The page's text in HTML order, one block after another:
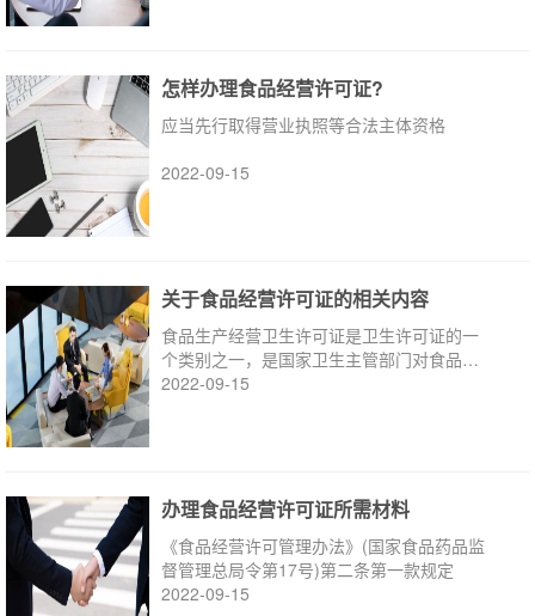
怎样办理食品经营许可证?
应当先行取得营业执照等合法主体资格
2022-09-15
关于食品经营许可证的相关内容
食品生产经营卫生许可证是卫生许可证的一
个类别之一，是国家卫生主管部门对食品生
产与经营者颁发的允许进行食品生产经营的
2022-09-15
办理食品经营许可证所需材料
《食品经营许可管理办法》(国家食品药品监
督管理总局令第17号)第二条第一款规定
2022-09-15